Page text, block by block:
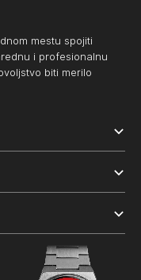
mestu spojiti
i profesionalnu
biti merilo